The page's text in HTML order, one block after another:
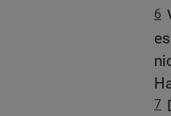
6
7